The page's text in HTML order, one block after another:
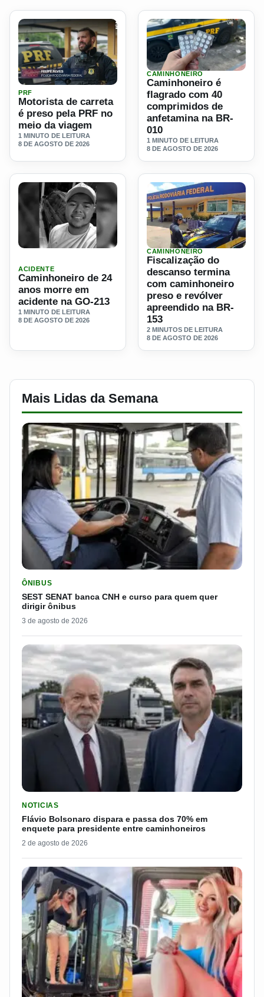
Ler materia: Motorista de carreta é preso pela PRF no
PRF
Motorista de carreta
é preso pela PRF no
meio da viagem
1 MINUTO DE LEITURA
8 DE AGOSTO DE 2026
Ler materia: Caminhoneiro
CAMINHONEIRO
Caminhoneiro é
flagrado com 40
comprimidos de
anfetamina na BR-
010
1 MINUTO DE LEITURA
8 DE AGOSTO DE 2026
Ler materia: Caminhoneiro de 24 anos morre em acidente
ACIDENTE
Caminhoneiro de 24
anos morre em
acidente na GO-213
1 MINUTO DE LEITURA
8 DE AGOSTO DE 2026
Ler materia: Fiscalização
CAMINHONEIRO
Fiscalização do
descanso termina
com caminhoneiro
preso e revólver
apreendido na BR-
153
2 MINUTOS DE LEITURA
8 DE AGOSTO DE 2026
Mais Lidas da Semana
ÔNIBUS
SEST SENAT banca CNH e curso para quem quer
dirigir ônibus
3 de agosto de 2026
NOTICIAS
Flávio Bolsonaro dispara e passa dos 70% em
enquete para presidente entre caminhoneiros
2 de agosto de 2026